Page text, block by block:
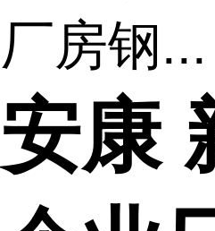
厂房钢...
安康